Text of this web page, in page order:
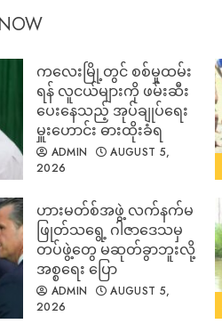
ကလေးမြို့တွင် စစ်မှုထမ်း
ရန် လူငယ်များကို ဖမ်းဆီး
ပေးနေသည့် အုပ်ချုပ်ရေး
မှူးဟောင်း ဓားထိုးခံရ
ADMIN
AUGUST 5,
2026
ဟားမတ်စ်အဖွဲ့ လက်နက်မ
ဖြုတ်သရွေ့ ဂါဇာဒေသမှ
တပ်ဖွဲ့တွေ မဆုတ်ခွာဘူးလို့
အစ္စရေး ပြော
ADMIN
AUGUST 5,
2026